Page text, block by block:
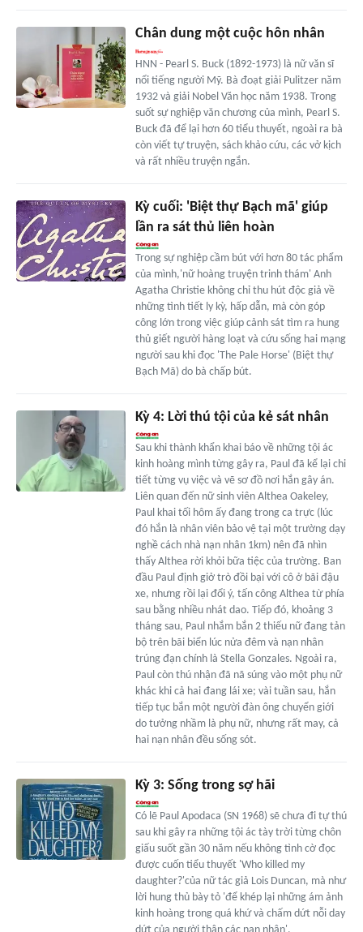
Chân dung một cuộc hôn nhân
HNN - Pearl S. Buck (1892-1973) là nữ văn sĩ
nổi tiếng người Mỹ. Bà đoạt giải Pulitzer năm
1932 và giải Nobel Văn học năm 1938. Trong
suốt sự nghiệp văn chương của mình, Pearl S.
Buck đã để lại hơn 60 tiểu thuyết, ngoài ra bà
còn viết tự truyện, sách khảo cứu, các vở kịch
và rất nhiều truyện ngắn.
Kỳ cuối: 'Biệt thự Bạch mã' giúp
lần ra sát thủ liên hoàn
Trong sự nghiệp cầm bút với hơn 80 tác phẩm
của mình,'nữ hoàng truyện trinh thám' Anh
Agatha Christie không chỉ thu hút độc giả về
những tình tiết ly kỳ, hấp dẫn, mà còn góp
công lớn trong việc giúp cảnh sát tìm ra hung
thủ giết người hàng loạt và cứu sống hai mạng
người sau khi đọc 'The Pale Horse' (Biệt thự
Bạch Mã) do bà chấp bút.
Kỳ 4: Lời thú tội của kẻ sát nhân
Sau khi thành khẩn khai báo về những tội ác
kinh hoàng mình từng gây ra, Paul đã kể lại chi
tiết từng vụ việc và vẽ sơ đồ nơi hắn gây án.
Liên quan đến nữ sinh viên Althea Oakeley,
Paul khai tối hôm ấy đang trong ca trực (lúc
đó hắn là nhân viên bảo vệ tại một trường dạy
nghề cách nhà nạn nhân 1km) nên đã nhìn
thấy Althea rời khỏi bữa tiệc của trường. Ban
đầu Paul định giở trò đồi bại với cô ở bãi đậu
xe, nhưng rồi lại đổi ý, tấn công Althea từ phía
sau bằng nhiều nhát dao. Tiếp đó, khoảng 3
tháng sau, Paul nhắm bắn 2 thiếu nữ đang tản
bộ trên bãi biển lúc nửa đêm và nạn nhân
trúng đạn chính là Stella Gonzales. Ngoài ra,
Paul còn thú nhận đã nã súng vào một phụ nữ
khác khi cả hai đang lái xe; vài tuần sau, hắn
tiếp tục bắn một người đàn ông chuyển giới
do tưởng nhầm là phụ nữ, nhưng rất may, cả
hai nạn nhân đều sống sót.
Kỳ 3: Sống trong sợ hãi
Có lẽ Paul Apodaca (SN 1968) sẽ chưa đi tự thú
sau khi gây ra những tội ác tày trời từng chôn
giấu suốt gần 30 năm nếu không tình cờ đọc
được cuốn tiểu thuyết 'Who killed my
daughter?'của nữ tác giả Lois Duncan, mà như
lời hung thủ bày tỏ 'để khép lại những ám ảnh
kinh hoàng trong quá khứ và chấm dứt nỗi day
dứt của người thân các nạn nhân'.